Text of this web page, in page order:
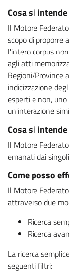
Cosa si
Il Motore
scopo di proporre
l'intero corpus
agli atti
Regioni/Province
indicizzazione
esperti e non,
un'interazione
Cosa si
Il Motore
emanati dai
Come posso
Il Motore
attraverso due
Ricerca
Ricerca
La ricerca
seguenti filtri: